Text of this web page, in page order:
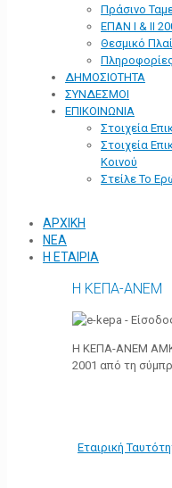
Πράσινο
ΕΠΑΝ Ι & ΙΙ
Θεσμικό
ΔΗΜΟΣΙΟΤΗΤΑ
ΣΥΝΔΕΣΜΟΙ
ΕΠΙΚΟΙΝΩΝΙΑ
Στοιχεία
Στοιχεία
Κοινού
Στείλε Το
ΑΡΧΙΚΗ
ΝΕΑ
Η ΕΤΑΙΡΙΑ
Η ΚΕΠΑ-ΑΝΕΜ
Η ΚΕΠΑ-ΑΝΕΜ ΑΜΚΕ
2001 από τη
Εταιρική